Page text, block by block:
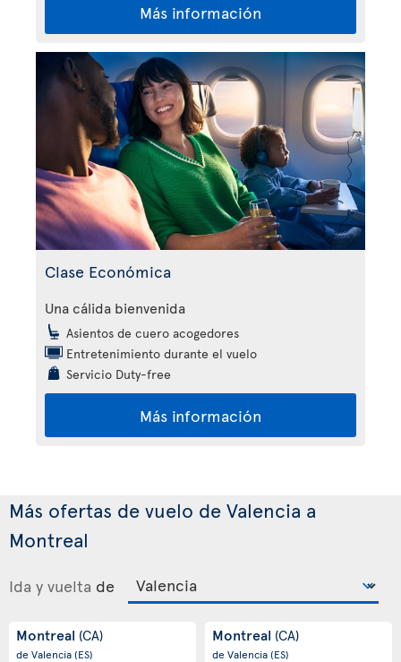
Más información
Clase Económica
Una cálida bienvenida
Asientos de cuero acogedores
Entretenimiento durante el vuelo
Servicio Duty-free
Más información
Más ofertas de vuelo de Valencia a
Montreal
Ida y vuelta de
Montreal (CA)
de Valencia(ES)
Montreal (CA)
de Valencia(ES)